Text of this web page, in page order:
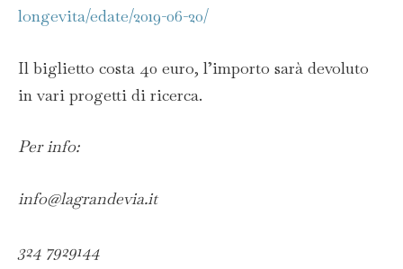
longevita/edate/2019-06-20/
Il biglietto costa 40 euro, l’importo sarà devoluto
in vari progetti di ricerca.
Per info:
info@lagrandevia.it
324 7929144